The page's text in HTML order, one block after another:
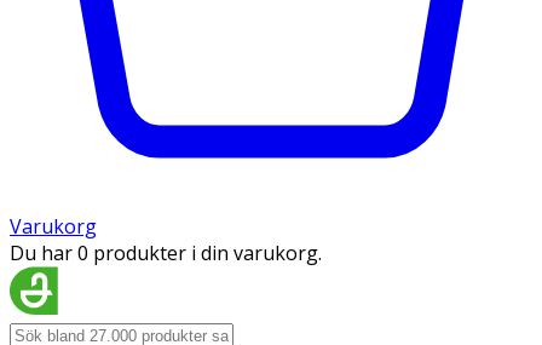
Varukorg
Du har 0 produkter i din varukorg.